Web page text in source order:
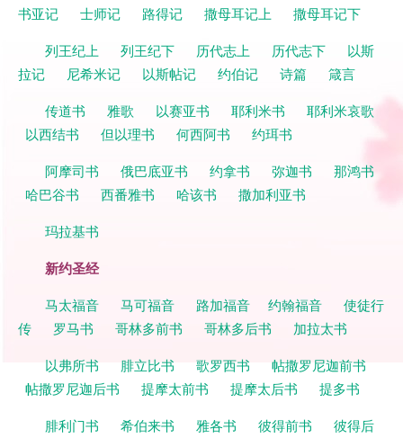
书亚记
士师记 路得记 撒母耳记上
撒母耳记下
列王纪上
列王纪下 历代志上 历代志下
以斯
拉记
尼希米记 以斯帖记 约伯记 诗篇
箴言
传道书
雅歌 以赛亚书 耶利米书
耶利米哀歌
以西结书
但以理书 何西阿书
约珥书
阿摩司书
俄巴底亚书 约拿书 弥迦书
那鸿书
哈巴谷书
西番雅书 哈该书
撒加利亚书
玛拉基书
新约圣经
马太福音 马可福音 路加福音 约翰福音
使徒行
传
罗马书 哥林多前书 哥林多后书
加拉太书
以弗所书
腓立比书 歌罗西书
帖撒罗尼迦前书
帖撒罗尼迦后书
提摩太前书 提摩太后书
提多书
腓利门书
希伯来书 雅各书 彼得前书
彼得后